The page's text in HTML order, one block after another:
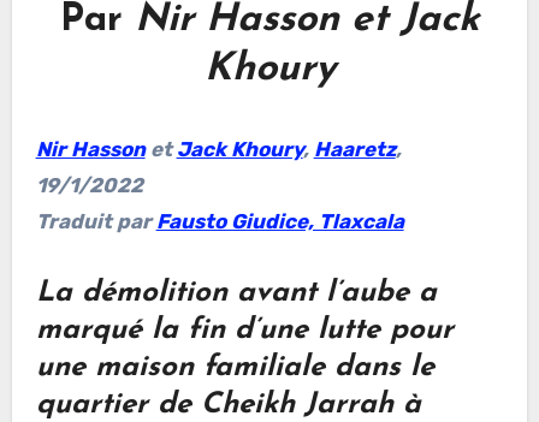
Par Nir Hasson et Jack
Khoury
Nir HassonetJack Khoury, Haaretz,
19/1/2022
Traduit parFausto Giudice, Tlaxcala
La démolition avant l’aube a
marqué la fin d’une lutte pour
une maison familiale dans le
quartier de Cheikh Jarrah à